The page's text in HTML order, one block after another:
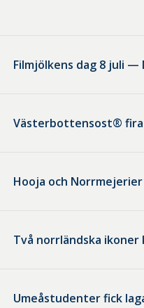
Filmjölkens dag 8 juli
Västerbottensost®
Hooja och
Två norrländska
Umeåstudenter fick